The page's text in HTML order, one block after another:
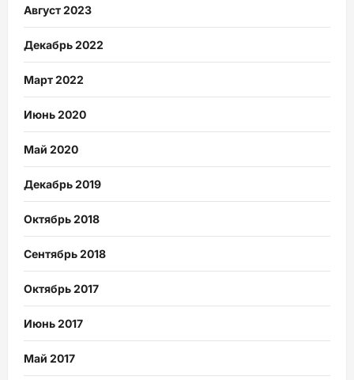
Август 2023
Декабрь 2022
Март 2022
Июнь 2020
Май 2020
Декабрь 2019
Октябрь 2018
Сентябрь 2018
Октябрь 2017
Июнь 2017
Май 2017